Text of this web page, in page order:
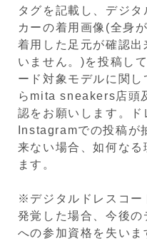
タグを記載し、デジ
カーの着用画像(全身
着用した足元が確認
いません。)を投稿し
ード対象モデルに関
らmita sneakers店頭
認をお願いします。ド
Instagramでの投稿が
来ない場合、如何なる
ます。
※デジタルドレスコー
発覚した場合、今後
への参加資格を失いま